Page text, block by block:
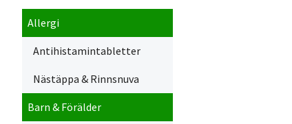
Allergi
Antihistamintabletter
Nästäppa & Rinnsnuva
Barn & Förälder